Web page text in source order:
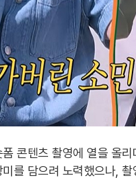
콘텐츠 촬영에 열을 올
를 담으려 노력했으나,